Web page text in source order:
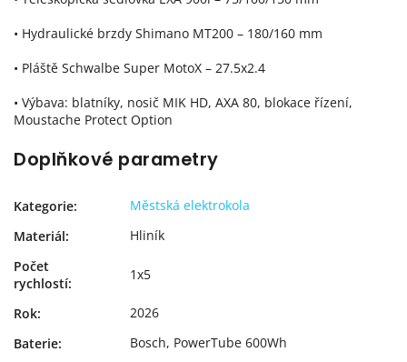
• Hydraulické brzdy Shimano MT200 – 180/160 mm
• Pláště Schwalbe Super MotoX – 27.5x2.4
• Výbava: blatníky, nosič MIK HD, AXA 80, blokace řízení,
Moustache Protect Option
Doplňkové parametry
Kategorie:
Městská elektrokola
Materiál:
Hliník
Počet
rychlostí:
1x5
Rok:
2026
Baterie:
Bosch, PowerTube 600Wh